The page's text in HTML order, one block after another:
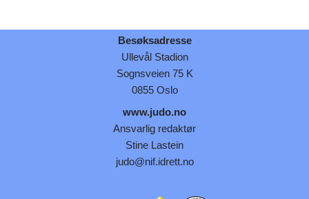
Besøksadresse
Ullevål Stadion
Sognsveien 75 K
0855 Oslo
www.judo.no
Ansvarlig redaktør
Stine Lastein
judo@nif.idrett.no